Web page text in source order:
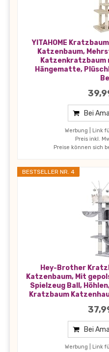
YITAHOME
Katzenbaum,
Katzenkratzbaum
Hängematte,
Bei
Werbung | Link
Preis inkl.
Preise können sich
BESTSELLER NR. 4
Hey-Brother
Katzenbaum, Mit
Spielzeug Ball,
Kratzbaum
Bei
Werbung | Link